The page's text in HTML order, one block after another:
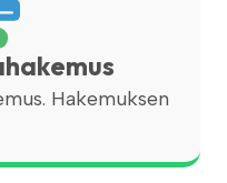
Hakemuksen